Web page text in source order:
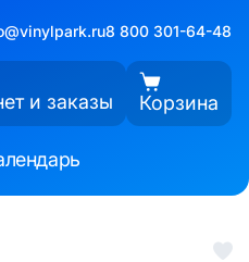
8 800 301-64-48
и заказы Корзина